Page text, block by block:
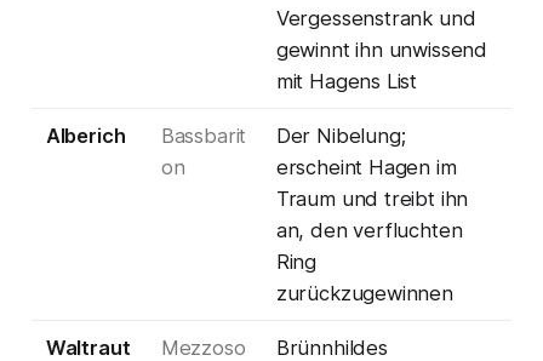
Vergessenstrank und
gewinnt ihn unwissend
mit Hagens List
Alberich
Bassbarit
on
Der Nibelung;
erscheint Hagen im
Traum und treibt ihn
an, den verfluchten
Ring
zurückzugewinnen
Waltraut
Mezzoso
Brünnhildes